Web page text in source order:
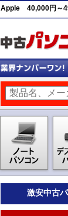
Apple 40,000円～
激安中古